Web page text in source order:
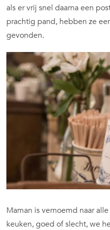
als er vrij snel daarna een
prachtig pand, hebben ze
gevonden.
Maman is vernoemd naar
keuken, goed of slecht, we